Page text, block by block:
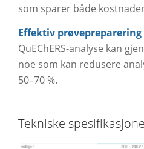
som sparer både
Effektiv prøvepreparering
QuEChERS-analyse kan
noe som kan redusere
50–70 %.
Tekniske